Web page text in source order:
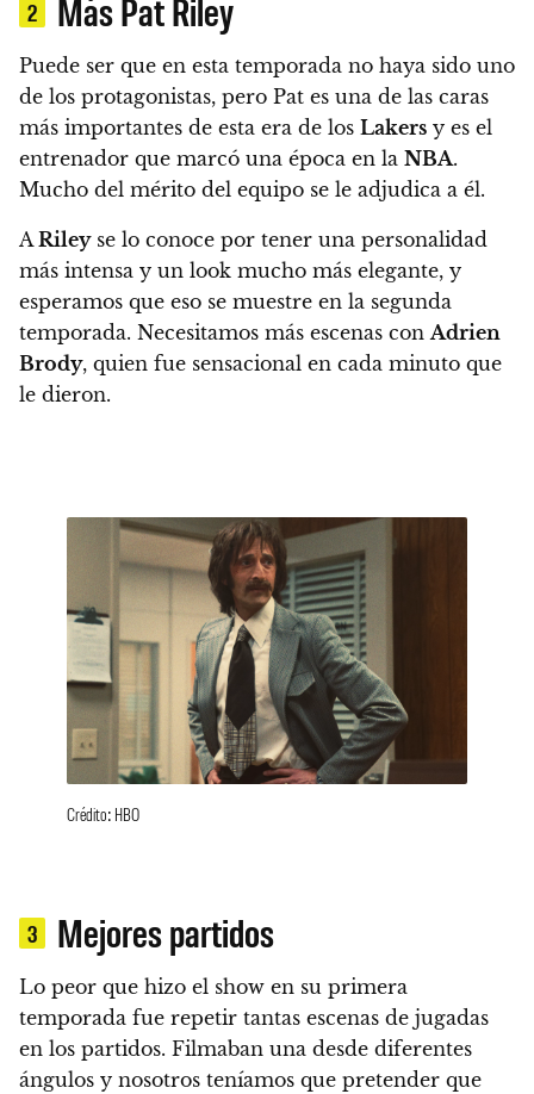
2 Más Pat Riley
Puede ser que en esta temporada no haya sido uno
de los protagonistas, pero Pat es una de las caras
más importantes de esta era de los Lakers y es el
entrenador que marcó una época en la NBA.
Mucho del mérito del equipo se le adjudica a él.
ARileyse lo conoce por tener una personalidad
más intensa y un look mucho más elegante, y
esperamos que eso se muestre en la segunda
temporada. Necesitamos más escenas conAdrien
Brody, quien fue sensacional en cada minuto que
le dieron.
Crédito: HBO
3 Mejores partidos
Lo peor que hizo el show en su primera
temporada fue repetir tantas escenas de jugadas
en los partidos. Filmaban una desde diferentes
ángulos y nosotros teníamos que pretender que